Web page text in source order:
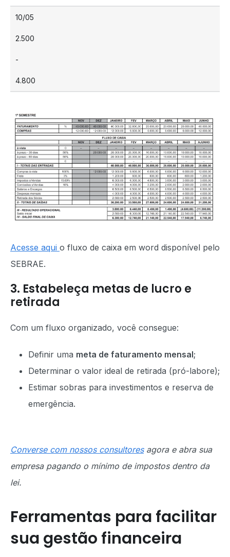
10/05
2.500
-
4.800
Acesse aqui o fluxo de caixa em word disponível pelo
SEBRAE.
3. Estabeleça metas de lucro e
retirada
Com um fluxo organizado, você consegue:
Definir uma meta de faturamento mensal;
Determinar o valor ideal de retirada (pró-labore);
Estimar sobras para investimentos e reserva de
emergência.
Converse com nossos consultoresagora e abra sua
empresa pagando o mínimo de impostos dentro da
lei.
Ferramentas para facilitar
sua gestão financeira